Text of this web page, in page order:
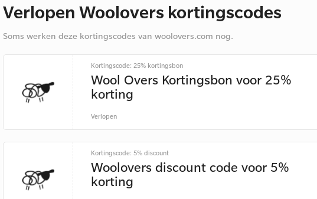
Verlopen Woolovers kortingscodes
Soms werken deze kortingscodes van woolovers.com nog.
Kortingscode: 25% kortingsbon
Wool Overs Kortingsbon voor 25%
korting
Verlopen
Kortingscode: 5% discount
Woolovers discount code voor 5%
korting